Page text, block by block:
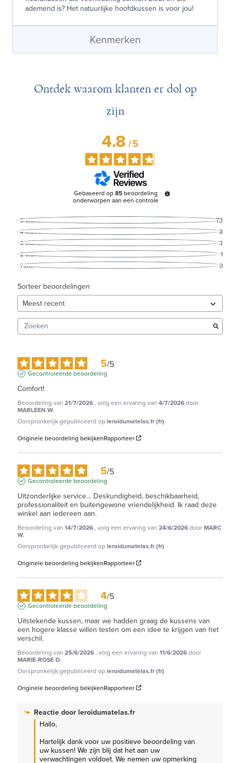
ademend is? Het natuurlijke hoofdkussen is voor jou!
Kenmerken
Ontdek waarom klanten er dol op
zijn
4.8/5
Gebaseerd op85 beoordeling
onderworpen aan een controle
5sterren
73
4sterren
8
3sterren
3
2sterren
1
1ster 0
Sorteer beoordelingen
5/5
Gecontroleerde beoordeling
Comfort!
Beoordeling van 21/7/2026, volg een ervaring van 4/7/2026door
MARLEEN W.
Oorspronkelijk gepubliceerd opleroidumatelas.fr (fr)
Originele beoordeling bekijkenRapporteer
5/5
Gecontroleerde beoordeling
Uitzonderlijke service… Deskundigheid, beschikbaarheid,
professionaliteit en buitengewone vriendelijkheid. Ik raad deze
winkel aan iedereen aan.
Beoordeling van 14/7/2026, volg een ervaring van 24/6/2026doorMARC
W.
Oorspronkelijk gepubliceerd opleroidumatelas.fr (fr)
Originele beoordeling bekijkenRapporteer
4/5
Gecontroleerde beoordeling
Uitstekende kussen, maar we hadden graag de kussens van
een hogere klasse willen testen om een idee te krijgen van het
verschil.
Beoordeling van 25/6/2026, volg een ervaring van 11/6/2026door
MARIE-ROSE D.
Oorspronkelijk gepubliceerd opleroidumatelas.fr (fr)
Originele beoordeling bekijkenRapporteer
Reactie door leroidumatelas.fr
Hallo,
Hartelijk dank voor uw positieve beoordeling van
uw kussen! We zijn blij dat het aan uw
verwachtingen voldoet. We nemen uw opmerking